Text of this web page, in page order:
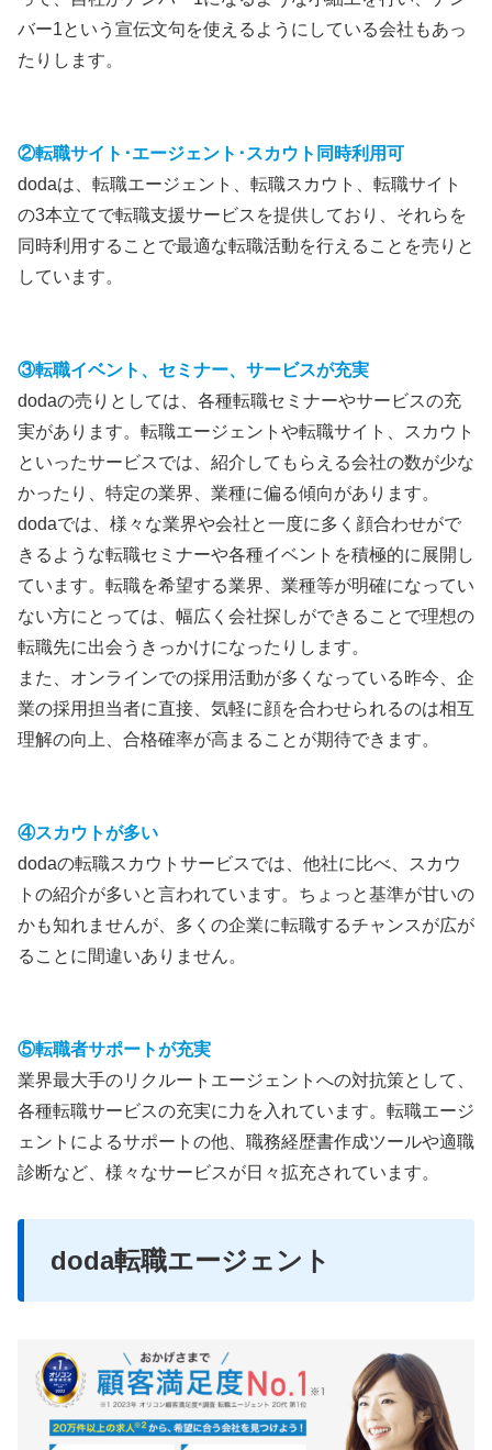
バー1という宣伝文句を使えるようにしている会社もあっ
たりします。
②転職サイト･エージェント･スカウト同時利用可
dodaは、転職エージェント、転職スカウト、転職サイト
の3本立てで転職支援サービスを提供しており、それらを
同時利用することで最適な転職活動を行えることを売りと
しています。
③転職イベント、セミナー、サービスが充実
dodaの売りとしては、各種転職セミナーやサービスの充
実があります。転職エージェントや転職サイト、スカウト
といったサービスでは、紹介してもらえる会社の数が少な
かったり、特定の業界、業種に偏る傾向があります。
dodaでは、様々な業界や会社と一度に多く顔合わせがで
きるような転職セミナーや各種イベントを積極的に展開し
ています。転職を希望する業界、業種等が明確になってい
ない方にとっては、幅広く会社探しができることで理想の
転職先に出会うきっかけになったりします。
また、オンラインでの採用活動が多くなっている昨今、企
業の採用担当者に直接、気軽に顔を合わせられるのは相互
理解の向上、合格確率が高まることが期待できます。
④スカウトが多い
dodaの転職スカウトサービスでは、他社に比べ、スカウ
トの紹介が多いと言われています。ちょっと基準が甘いの
かも知れませんが、多くの企業に転職するチャンスが広が
ることに間違いありません。
⑤転職者サポートが充実
業界最大手のリクルートエージェントへの対抗策として、
各種転職サービスの充実に力を入れています。転職エージ
ェントによるサポートの他、職務経歴書作成ツールや適職
診断など、様々なサービスが日々拡充されています。
doda転職エージェント